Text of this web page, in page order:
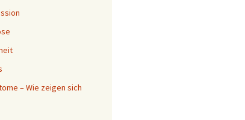
– Wie zeigen sich